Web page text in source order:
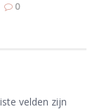
0
velden zijn